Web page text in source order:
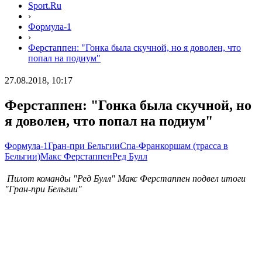
Sport.Ru
›
Формула-1
›
Ферстаппен: "Гонка была скучной, но я доволен, что
попал на подиум"
27.08.2018, 10:17
Ферстаппен: "Гонка была скучной, но
я доволен, что попал на подиум"
Формула-1Гран-при БельгииСпа-Франкоршам (трасса в
Бельгии)Макс ФерстаппенРед Булл
Пилот команды "Ред Булл" Макс Ферстаппен подвел итоги
"Гран-при Бельгии"